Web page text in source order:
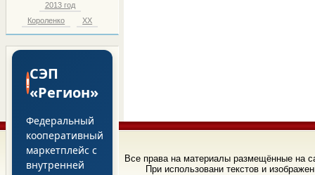
2013 год
Короленко
ХХ
!СЭП
«Регион»
Федеральный
кооперативный
маркетплейс с
внутренней
Все права на материалы размещённые на
При использовани текстов и